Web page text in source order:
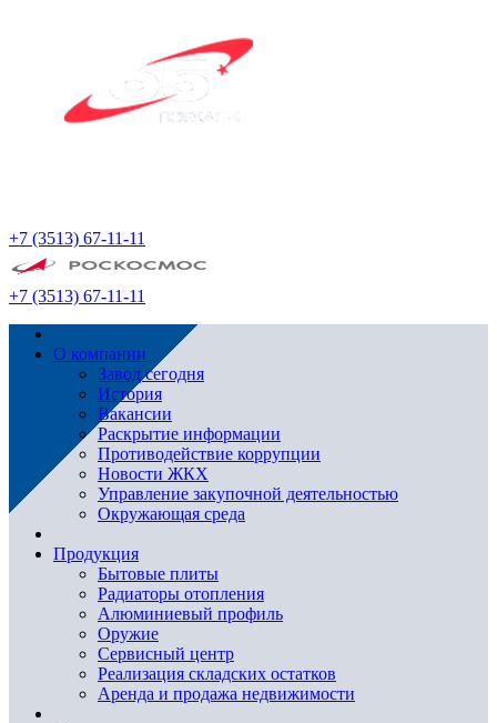
+7 (3513) 67-11-11
+7 (3513) 67-11-11
О компании
Завод сегодня
История
Вакансии
Раскрытие информации
Противодействие коррупции
Новости ЖКХ
Управление закупочной деятельностью
Окружающая среда
Продукция
Бытовые плиты
Радиаторы отопления
Алюминиевый профиль
Оружие
Сервисный центр
Реализация складских остатков
Аренда и продажа недвижимости